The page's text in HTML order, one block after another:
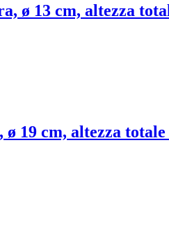
ø 13 cm, altezza
19 cm, altezza totale